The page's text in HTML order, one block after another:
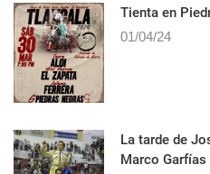
Tienta en
01/04/24
La tarde de
Marco Garfías